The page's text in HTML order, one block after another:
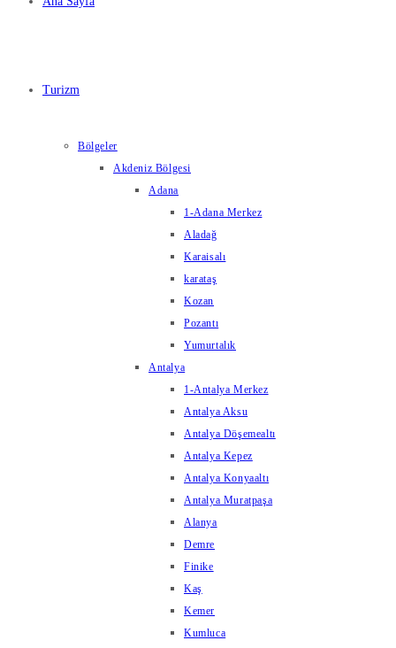
Turizm
Bölgeler
Akdeniz Bölgesi
Adana
1-Adana Merkez
Aladağ
Karaisalı
karataş
Kozan
Pozantı
Yumurtalık
Antalya
1-Antalya Merkez
Antalya Aksu
Antalya Döşemealtı
Antalya Kepez
Antalya Konyaaltı
Antalya Muratpaşa
Alanya
Demre
Finike
Kaş
Kemer
Kumluca